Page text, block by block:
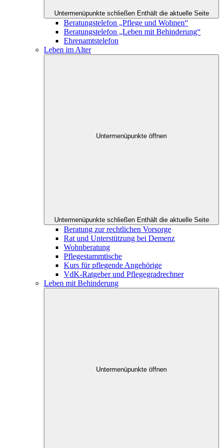
Untermenüpunkte schließen Enthält die aktuelle Seite
Beratungstelefon „Pflege und Wohnen“
Beratungstelefon „Leben mit Behinderung“
Ehrenamtstelefon
Leben im Alter
Untermenüpunkte öffnen
Untermenüpunkte schließen Enthält die aktuelle Seite
Beratung zur rechtlichen Vorsorge
Rat und Unterstützung bei Demenz
Wohnberatung
Pflegestammtische
Kurs für pflegende Angehörige
VdK-Ratgeber und Pflegegradrechner
Leben mit Behinderung
Untermenüpunkte öffnen